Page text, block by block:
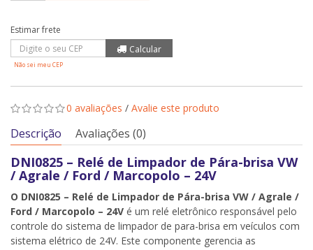
Não sei meu CEP
0 avaliações / Avalie este produto
Descrição Avaliações (0)
DNI0825 – Relé de Limpador de Pára-brisa VW
/ Agrale / Ford / Marcopolo – 24V
O DNI0825 – Relé de Limpador de Pára-brisa VW / Agrale /
Ford / Marcopolo – 24V é um relé eletrônico responsável pelo
controle do sistema de limpador de para-brisa em veículos com
sistema elétrico de 24V. Este componente gerencia as